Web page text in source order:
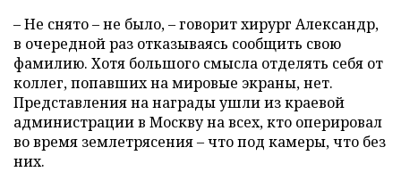
– Не снято – не было, – говорит хирург Александр,
в очередной раз отказываясь сообщить свою
фамилию. Хотя большого смысла отделять себя от
коллег, попавших на мировые экраны, нет.
Представления на награды ушли из краевой
администрации в Москву на всех, кто оперировал
во время землетрясения – что под камеры, что без
них.